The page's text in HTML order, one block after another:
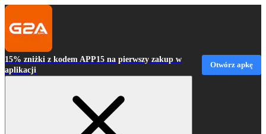
15% zniżki z kodem APP15 na pierwszy zakup w
aplikacji
Otwórz apkę